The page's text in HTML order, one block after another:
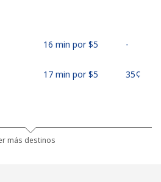
16 min por ⁦$5⁩ -
17 min por ⁦$5⁩ ⁦35¢⁩
13 min por ⁦$5⁩
más destinos